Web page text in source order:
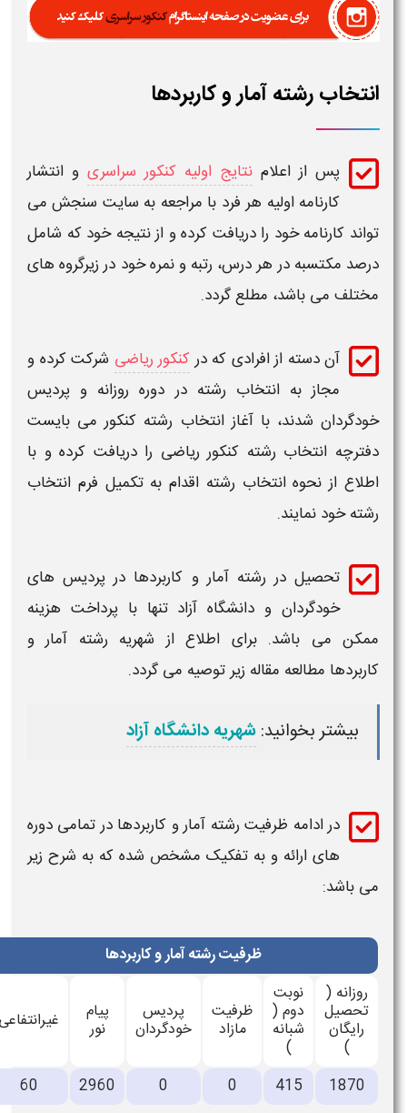
انتخاب رشته آمار و کاربردها
پس از اعلامنتایج اولیه کنکور سراسریو انتشار
کارنامه اولیه هر فرد با مراجعه به سایت سنجش می
تواند کارنامه خود را دریافت کرده و از نتیجه خود که شامل
درصد مکتسبه در هر درس، رتبه و نمره خود در زیرگروه های
مختلف می باشد، مطلع گردد.
آن دسته از افرادی که درکنکور ریاضیشرکت کرده و
مجاز بهانتخاب رشتهدر دوره روزانه و پردیس
خودگردان شدند، با آغازانتخاب رشته کنکورمی بایست
دفترچهانتخاب رشته کنکور ریاضیرا دریافت کرده و با
اطلاع از نحوهانتخاب رشتهاقدام به تکمیل فرمانتخاب
رشتهخود نمایند.
تحصیل دررشته آمار و کاربردهادر پردیس های
خودگردان ودانشگاهآزاد تنها با پرداخت هزینه
ممکن می باشد. برای اطلاع از شهریهرشته آمار و
کاربردهامطالعه مقاله زیر توصیه می گردد.
بیشتر بخوانید:شهریه دانشگاه آزاد
در ادامهظرفیت رشتهآمار و کاربردهادر تمامی دوره
های ارائه و به تفکیک مشخص شده که به شرح زیر
می باشد:
ظرفیت رشته آمار و کاربردها
روزانه (
تحصیل
رایگان
نوبت
دوم (
شبانه
ظرفیت
مازاد
پردیس
خودگردان
پیام
نور غیرانتفاعی
1870
415
2960
60